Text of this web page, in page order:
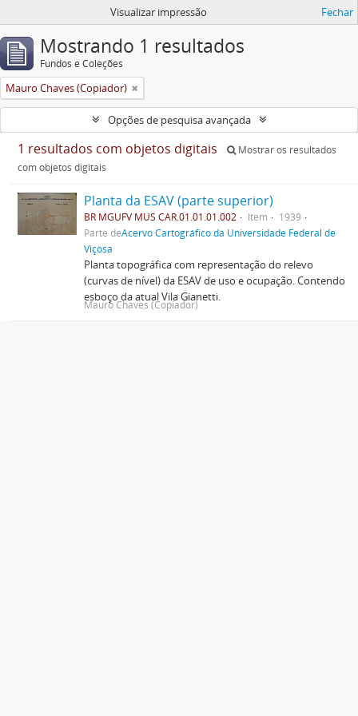
Visualizar impressão Fechar
Mostrando 1 resultados
Fundos e Coleções
Mauro Chaves (Copiador)
Opções de pesquisa avançada
1 resultados com objetos digitais
Mostrar os resultados
com objetos digitais
Planta da ESAV (parte superior)
BR MGUFV MUS CAR.01.01.01.002 Item
1939
Parte deAcervo Cartográfico da Universidade Federal de
Viçosa
Planta topográfica com representação do relevo
(curvas de nível) da ESAV de uso e ocupação. Contendo
esboço da atual Vila Gianetti.
Mauro Chaves (Copiador)